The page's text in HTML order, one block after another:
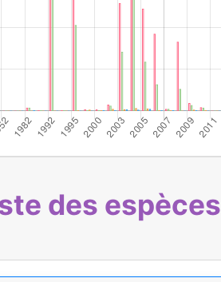
des espèces